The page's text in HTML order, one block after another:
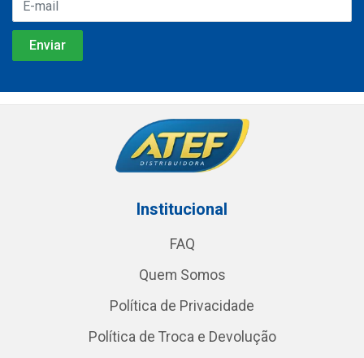
Institucional
FAQ
Quem Somos
Política de Privacidade
Política de Troca e Devolução